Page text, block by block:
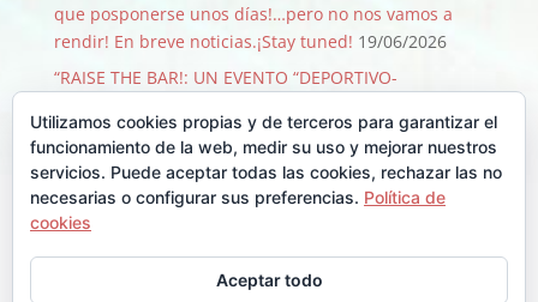
que posponerse unos días!…pero no nos vamos a
rendir! En breve noticias.¡Stay tuned! 19/06/2026
“RAISE THE BAR!: UN EVENTO “DEPORTIVO-
AÑOS! 09/06/2026
¡GRACIAS, GRACIAS …Y GRACIAS! 29/08/2025
Llegó Junio y con él la Backyard!! 30/06/2025
Comentarios recientes
Utilizamos cookies propias y de terceros para garantizar el
funcionamiento de la web, medir su uso y mejorar nuestros
servicios. Puede aceptar todas las cookies, rechazar las no
necesarias o configurar sus preferencias. Política de
cookies
Aceptar todo